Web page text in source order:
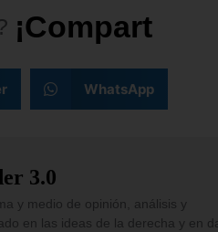
¡Compart
WhatsApp
3.0
y medio de opinión, análisis y
en las ideas de la derecha y en